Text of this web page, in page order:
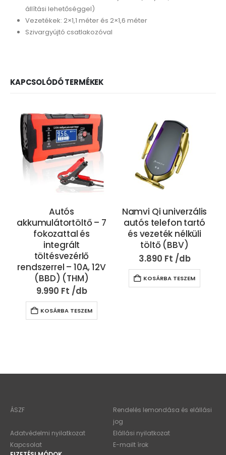
állítási lehetőséggel)
Vezetékek: 2×1,1 méter és 2×1,6 méter
Szivargyújtó csatlakozóval
KAPCSOLÓDÓ TERMÉKEK
Autós
akkumulátortöltő – 7
fokozattal és
integrált
töltésvezérlő
rendszerrel – 10A, 12V
(BBD) (THM)
9.990 Ft
KOSÁRBA TESZEM
Namvi Qi univerzális
autós telefon tartó
és vezeték nélküli
töltő (BBV)
3.890 Ft
KOSÁRBA TESZEM
ÁSZF
Rendelés lemondása és elállási
jog
Adatvédelmi nyilatkozat
Elállási nyilatkozat
Kapcsolat
E-mailt írok